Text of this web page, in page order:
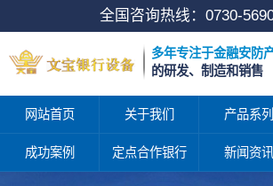
全国咨询热线： 0730-
多年专注于金融安防
的研发、制造和销售
网站首页 关于我们 产品系列
成功案例 定点合作银行 新闻资讯